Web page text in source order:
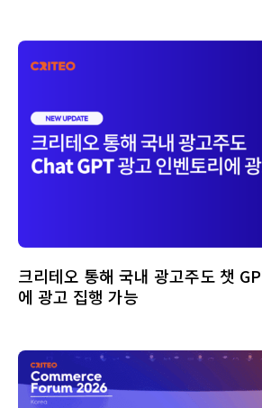
크리테오 통해 국내 광고주도 챗
에 광고 집행 가능